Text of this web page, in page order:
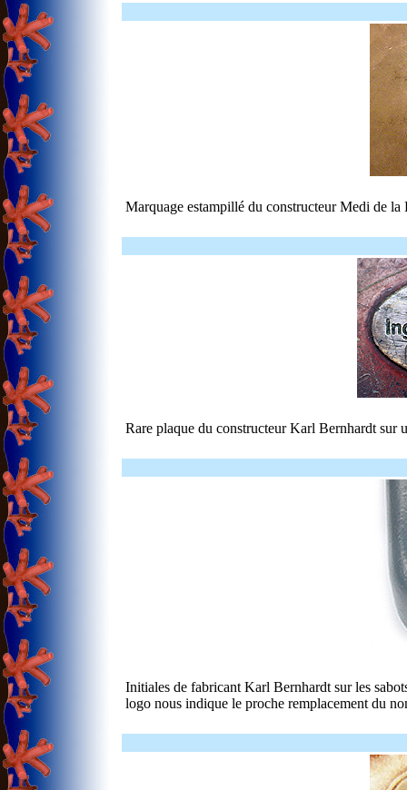
Marquage estampillé du constructeur Medi de
Rare plaque du constructeur Karl Bernhardt sur
Initiales de fabricant Karl Bernhardt sur les
logo nous indique le proche remplacement du